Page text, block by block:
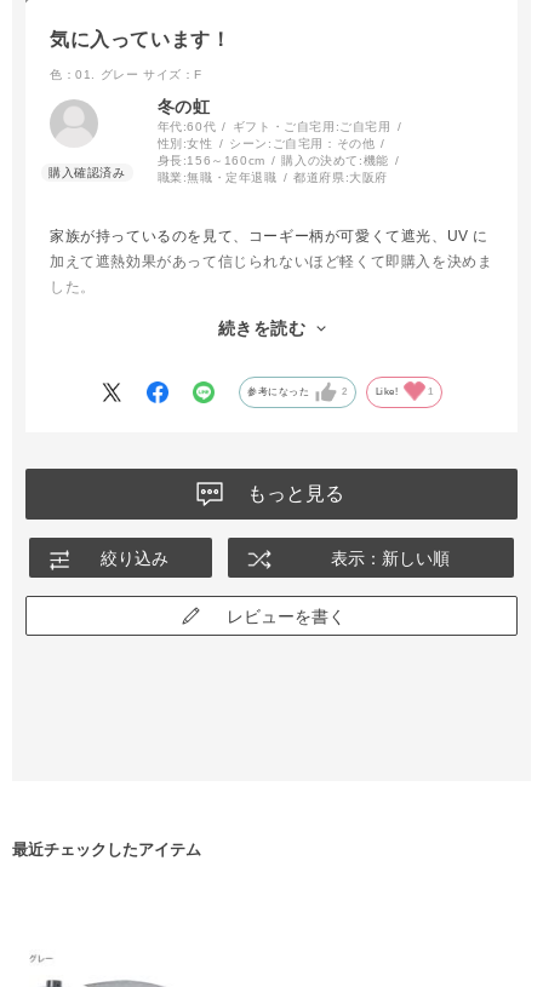
気に入っています！
色：01. グレー サイズ：F
冬の虹
年代:60代 ギフト・ご自宅用: ご自宅用
性別:女性 シーン: ご自宅用：その他
身長:156～160cm 購入の決めて:機能
職業:無職・定年退職 都道府県:大阪府
家族が持っているのを見て、コーギー柄が可愛くて遮光、UV に
加えて遮熱効果があって信じられないほど軽くて即購入を決めま
した。
です！ バッグに入れても感じないくらいで持ち運びのストレス
続きを読む
参考になった 2 Like! 1
もっと見る
絞り込み 表示：新しい順
レビューを書く
最近チェックしたアイテム